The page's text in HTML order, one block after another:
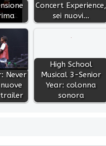
Concert Experience,
sei nuovi…
Never
trailer
High School
Musical 3-Senior
Year: colonna
sonora